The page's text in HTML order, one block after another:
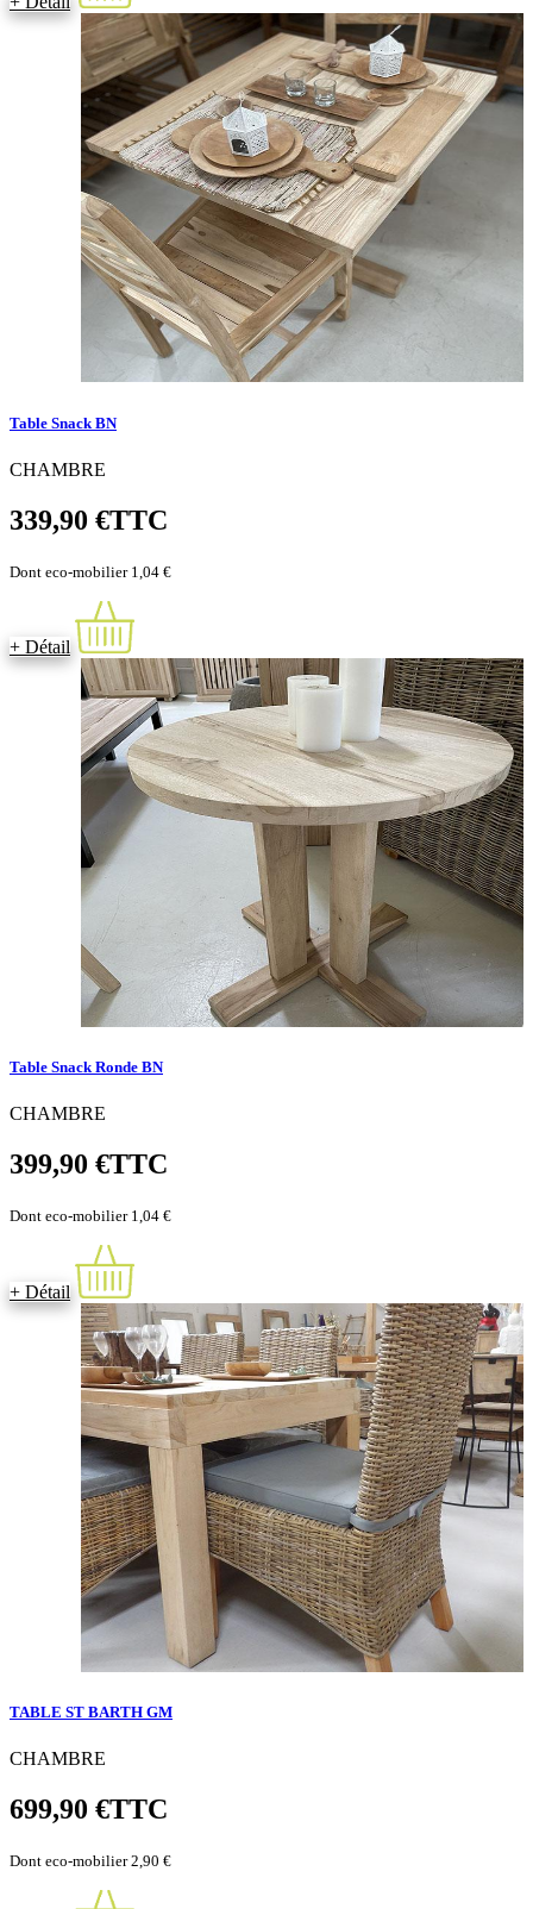
Table Snack BN
CHAMBRE
339,90 €TTC
Dont eco-mobilier 1,04 €
+ Détail
Table Snack Ronde BN
CHAMBRE
399,90 €TTC
Dont eco-mobilier 1,04 €
+ Détail
TABLE ST BARTH GM
CHAMBRE
699,90 €TTC
Dont eco-mobilier 2,90 €